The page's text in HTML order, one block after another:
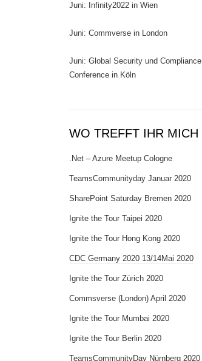
Juni: Infinity2022 in Wien
Juni: Commverse in London
Juni: Global Security und Compliance
Conference in Köln
WO TREFFT IHR MICH
.Net – Azure Meetup Cologne
TeamsCommunityday Januar 2020
SharePoint Saturday Bremen 2020
Ignite the Tour Taipei 2020
Ignite the Tour Hong Kong 2020
CDC Germany 2020 13/14Mai 2020
Ignite the Tour Zürich 2020
Commsverse (London) April 2020
Ignite the Tour Mumbai 2020
Ignite the Tour Berlin 2020
TeamsCommunityDay Nürnberg 2020